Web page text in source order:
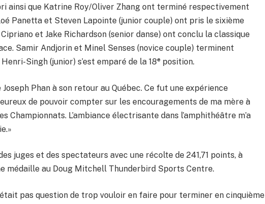
ainsi que Katrine Roy/Oliver Zhang ont terminé respectivement
Panetta et Steven Lapointe (junior couple) ont pris le sixième
et Jake Richardson (senior danse) ont conclu la classique
Samir Andjorin et Minel Senses (novice couple) terminent
Singh (junior) s’est emparé de la 18e position.
Joseph Phan à son retour au Québec. Ce fut une expérience
de pouvoir compter sur les encouragements de ma mère à
Championnats. L’ambiance électrisante dans l’amphithéâtre m’a
juges et des spectateurs avec une récolte de 241,71 points, à
médaille au Doug Mitchell Thunderbird Sports Centre.
pas question de trop vouloir en faire pour terminer en cinquième